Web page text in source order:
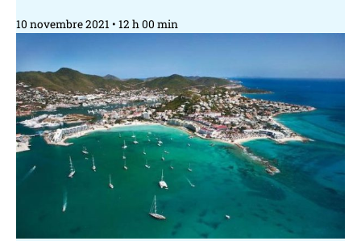
10 novembre 2021 12 h 00 min